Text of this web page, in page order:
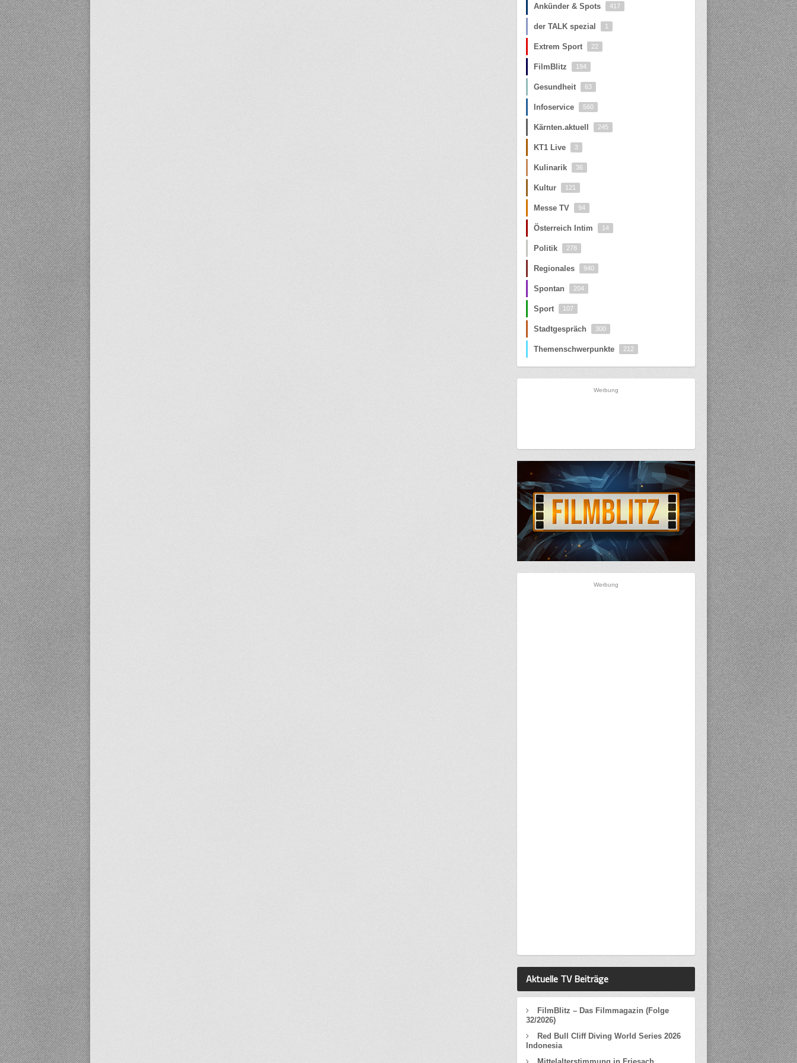
Ankünder & Spots 417
der TALK spezial 1
Extrem Sport 22
FilmBlitz 194
Gesundheit 63
Infoservice 560
Kärnten.aktuell 245
KT1 Live 3
Kulinarik 36
Kultur 121
Messe TV 94
Österreich Intim 14
Politik 278
Regionales 940
Spontan 204
Sport 107
Stadtgespräch 300
Themenschwerpunkte 212
Werbung
Werbung
Aktuelle TV Beiträge
FilmBlitz – Das Filmmagazin (Folge
32/2026)
Red Bull Cliff Diving World Series 2026
Indonesia